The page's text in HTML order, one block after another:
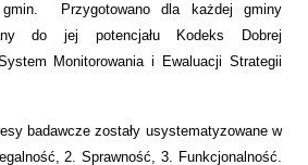
Przygotowano dla każdej gminy
do jej potencjału Kodeks Dobrej
Monitorowania i Ewaluacji Strategii
badawcze zostały usystematyzowane w
2. Sprawność, 3. Funkcjonalność.